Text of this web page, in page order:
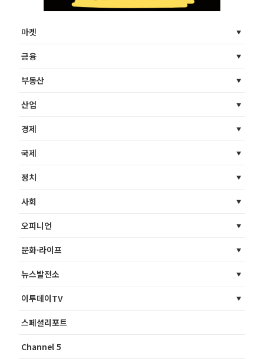
마켓
금융
부동산
산업
경제
국제
정치
사회
오피니언
문화·라이프
뉴스발전소
이투데이TV
스페셜리포트
Channel 5